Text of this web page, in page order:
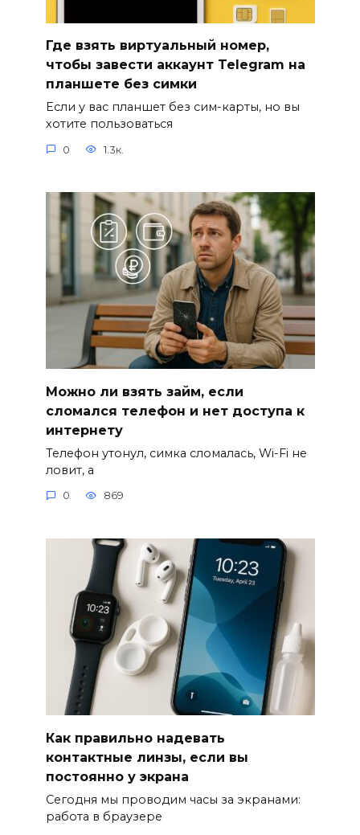
Где взять виртуальный номер,
чтобы завести аккаунт Telegram на
планшете без симки
Если у вас планшет без сим-карты, но вы
хотите пользоваться
0 1.3к.
Можно ли взять займ, если
сломался телефон и нет доступа к
интернету
Телефон утонул, симка сломалась, Wi-Fi не
ловит, а
0 869
Как правильно надевать
контактные линзы, если вы
постоянно у экрана
Сегодня мы проводим часы за экранами:
работа в браузере